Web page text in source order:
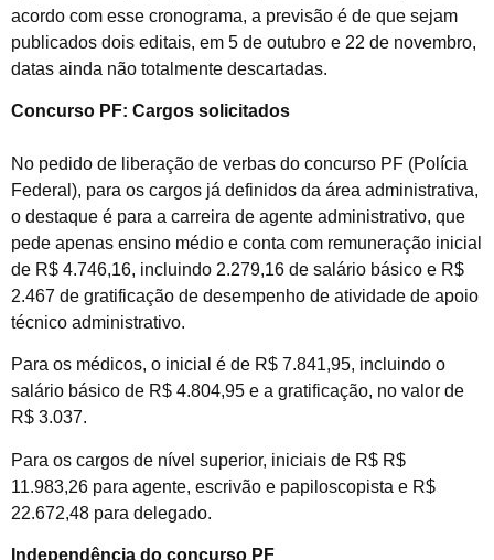
acordo com esse cronograma, a previsão é de que sejam
publicados dois editais, em 5 de outubro e 22 de novembro,
datas ainda não totalmente descartadas.
Concurso PF: Cargos solicitados
No pedido de liberação de verbas do concurso PF (Polícia
Federal), para os cargos já definidos da área administrativa,
o destaque é para a carreira de agente administrativo, que
pede apenas ensino médio e conta com remuneração inicial
de R$ 4.746,16, incluindo 2.279,16 de salário básico e R$
2.467 de gratificação de desempenho de atividade de apoio
técnico administrativo.
Para os médicos, o inicial é de R$ 7.841,95, incluindo o
salário básico de R$ 4.804,95 e a gratificação, no valor de
R$ 3.037.
Para os cargos de nível superior, iniciais de R$ R$
11.983,26 para agente, escrivão e papiloscopista e R$
22.672,48 para delegado.
Independência do concurso PF